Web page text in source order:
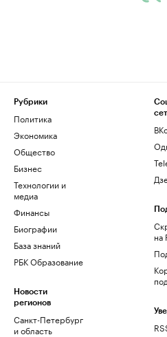
Рубрики
Политика
Экономика
Общество
Бизнес
Технологии и
медиа
Финансы
Биографии
База знаний
РБК Образование
Новости
регионов
Санкт-Петербург
и область
на